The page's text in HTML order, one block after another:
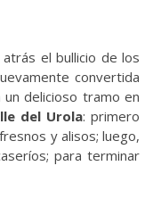
el bullicio de los
convertida
delicioso tramo en
del Urola: primero
y alisos; luego,
para terminar